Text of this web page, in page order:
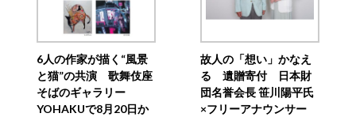
6人の作家が描く“風景
と猫”の共演 歌舞伎座
そばのギャラリー
YOHAKUで8月20日か
故人の「想い」かなえ
る 遺贈寄付 日本財
団名誉会長 笹川陽平氏
×フリーアナウンサー